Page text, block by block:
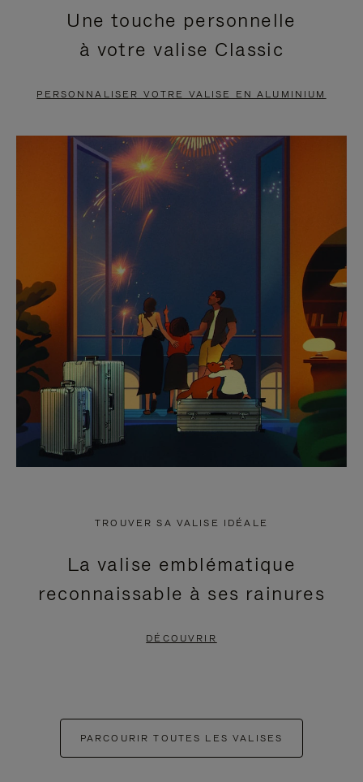
EN
PAUSE,
APPUYEZ
POUR
METTRE
PAUSE
VIDÉO
EST
DÉSACTIVÉ.
CLIQUER
POUR
RÉACTIVER
LE
SON
Une touche personnelle
à votre valise Classic
PERSONNALISER VOTRE VALISE EN ALUMINIUM
TROUVER SA VALISE IDÉALE
La valise emblématique
reconnaissable à ses rainures
DÉCOUVRIR
PARCOURIR TOUTES LES VALISES